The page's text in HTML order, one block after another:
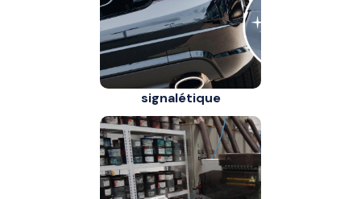
signalétique